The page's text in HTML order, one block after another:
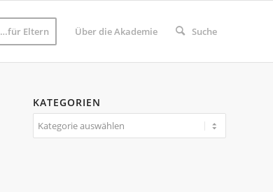
…für Eltern Über die Akademie Suche
KATEGORIEN
Kategorien